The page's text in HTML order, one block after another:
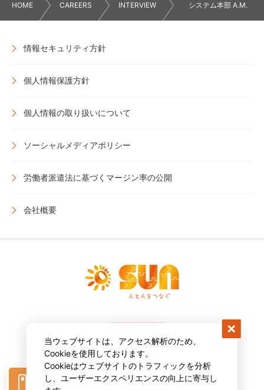
転職後の収入をシミュレーション
HOME CAREERS INTERVIEW システム本部 A.M.
情報セキュリティ方針
個人情報保護方針
個人情報の取り扱いについて
ソーシャルメディアポリシー
労働者派遣法に基づくマージン率の公開
会社概要
当ウェブサイトは、アクセス解析のため、
Cookieを使用しております。
Cookieはウェブサイトのトラフィックを分析
し、ユーザーエクスペリエンスの向上に寄与し